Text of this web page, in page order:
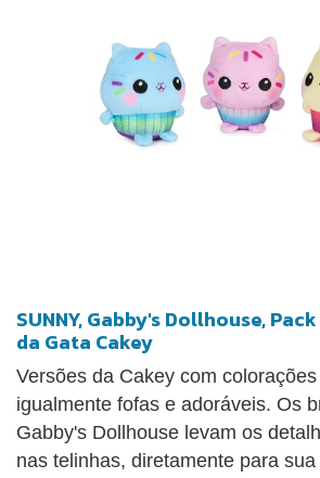
SUNNY, Gabby's Dollhouse,
da Gata Cakey
Versões da Cakey com
igualmente fofas e adoráveis. Os
Gabby's Dollhouse levam os
nas telinhas, diretamente para